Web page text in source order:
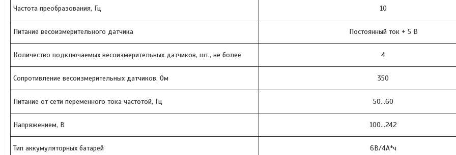
Частота преобразования, Гц 10
Питание весоизмерительного датчика Постоянный ток + 5 В
Количество подключаемых весоизмерительных датчиков, шт., не более 4
Сопротивление весоизмерительных датчиков, Ом 350
Питание от сети переменного тока частотой, Гц 50…60
Напряжением, В 100…242
Тип аккумуляторных батарей 6В/4А*ч